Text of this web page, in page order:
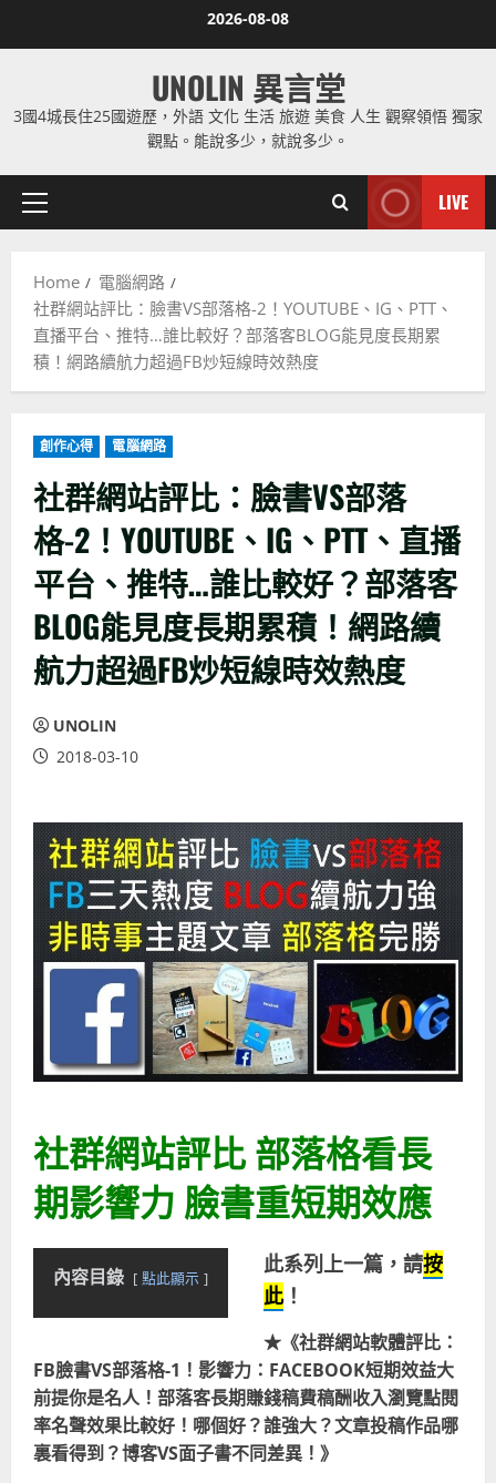
2026-08-08
UNOLIN 異言堂
3國4城長住25國遊歷，外語 文化 生活 旅遊 美食 人生 觀察領悟 獨家
觀點。能說多少，就說多少。
Primary
LIVE
Home
電腦網路
社群網站評比：臉書VS部落格-2！YOUTUBE、IG、PTT、
直播平台、推特…誰比較好？部落客BLOG能見度長期累
積！網路續航力超過FB炒短線時效熱度
創作心得 電腦網路
社群網站評比：臉書VS部落
格-2！YOUTUBE、IG、PTT、直播
平台、推特…誰比較好？部落客
BLOG能見度長期累積！網路續
航力超過FB炒短線時效熱度
UNOLIN
2018-03-10
社群網站評比 部落格看長
期影響力 臉書重短期效應
內容目錄 點此顯示
此系列上一篇，請按
此！
★《社群網站軟體評比：
FB臉書VS部落格-1！影響力：FACEBOOK短期效益大
前提你是名人！部落客長期賺錢稿費稿酬收入瀏覽點閱
率名聲效果比較好！哪個好？誰強大？文章投稿作品哪
裏看得到？博客VS面子書不同差異！》